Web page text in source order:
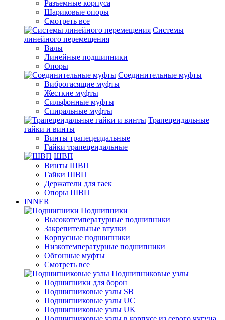
Разъемные корпуса
Шариковые опоры
Смотреть все
Системы
линейного перемещения
Валы
Линейные подшипники
Опоры
Соединительные муфты
Виброгасящие муфты
Жесткие муфты
Сильфонные муфты
Спиральные муфты
Трапецеидальные
гайки и винты
Винты трапецеидальные
Гайки трапецеидальные
ШВП
Винты ШВП
Гайки ШВП
Держатели для гаек
Опоры ШВП
INNER
Подшипники
Высокотемпературные подшипники
Закрепительные втулки
Корпусные подшипники
Низкотемпературные подшипники
Обгонные муфты
Смотреть все
Подшипниковые узлы
Подшипники для борон
Подшипниковые узлы SB
Подшипниковые узлы UC
Подшипниковые узлы UK